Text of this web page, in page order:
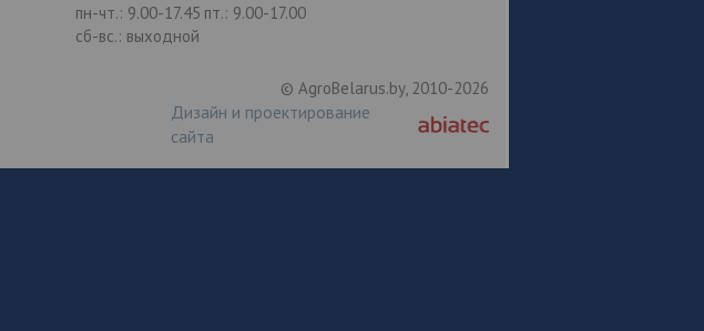
пн-чт.: 9.00-17.45 пт.: 9.00-17.00
сб-вс.: выходной
© AgroBelarus.by, 2010-2026
Дизайн и проектирование
сайта